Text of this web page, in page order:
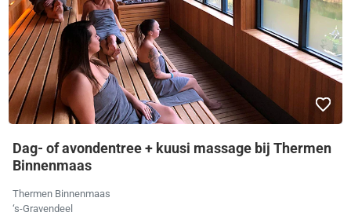
Dag- of avondentree + kuusi massage bij Thermen
Binnenmaas
Thermen Binnenmaas
‘s-Gravendeel